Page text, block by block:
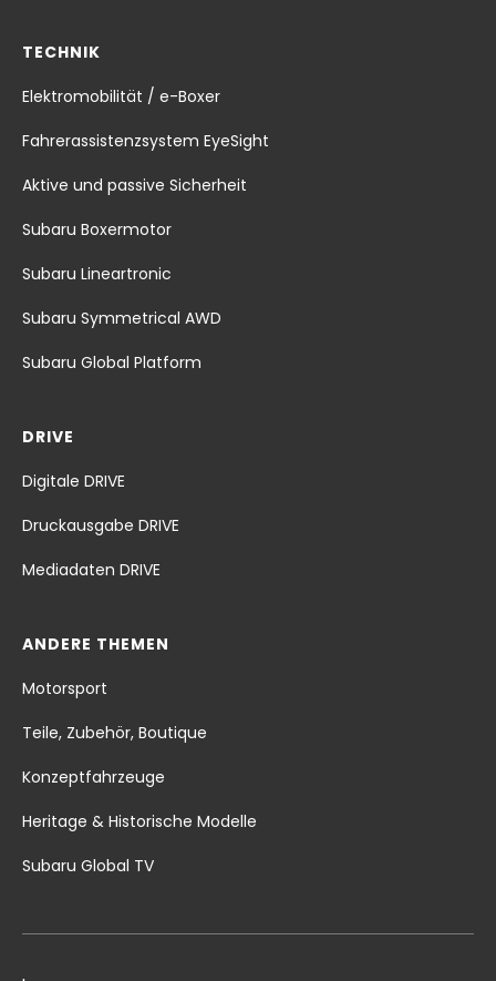
TECHNIK
Elektromobilität / e-Boxer
Fahrerassistenzsystem EyeSight
Aktive und passive Sicherheit
Subaru Boxermotor
Subaru Lineartronic
Subaru Symmetrical AWD
Subaru Global Platform
DRIVE
Digitale DRIVE
Druckausgabe DRIVE
Mediadaten DRIVE
ANDERE THEMEN
Motorsport
Teile, Zubehör, Boutique
Konzeptfahrzeuge
Heritage & Historische Modelle
Subaru Global TV